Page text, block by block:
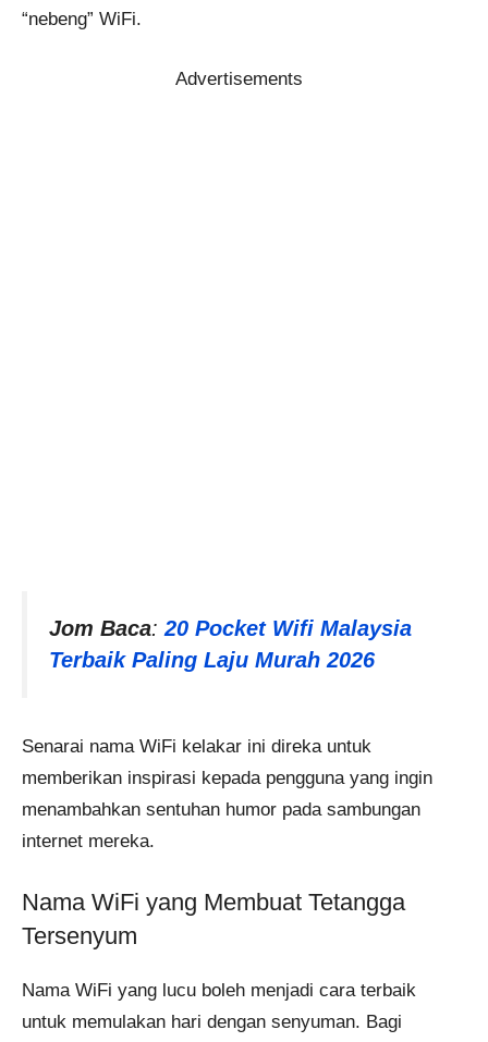
“nebeng” WiFi.
Advertisements
Jom Baca: 20 Pocket Wifi Malaysia
Terbaik Paling Laju Murah 2026
Senarai nama WiFi kelakar ini direka untuk
memberikan inspirasi kepada pengguna yang ingin
menambahkan sentuhan humor pada sambungan
internet mereka.
Nama WiFi yang Membuat Tetangga
Tersenyum
Nama WiFi yang lucu boleh menjadi cara terbaik
untuk memulakan hari dengan senyuman. Bagi